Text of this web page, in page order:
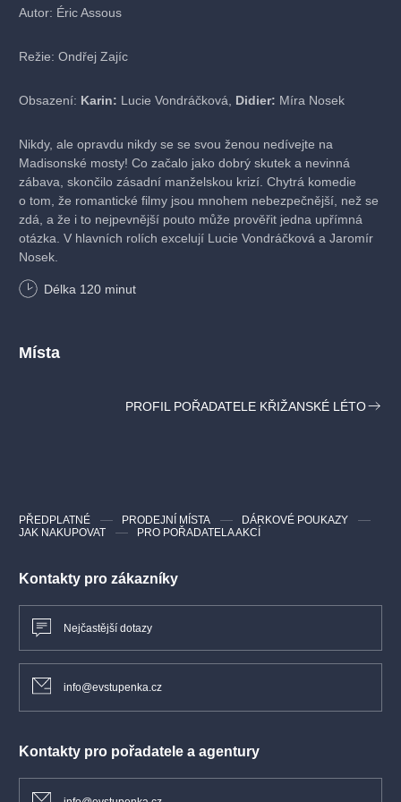
Autor: Éric Assous
Režie: Ondřej Zajíc
Obsazení: Karin: Lucie Vondráčková, Didier: Míra Nosek
Nikdy, ale opravdu nikdy se se svou ženou nedívejte na
Madisonské mosty! Co začalo jako dobrý skutek a nevinná
zábava, skončilo zásadní manželskou krizí. Chytrá komedie
o tom, že romantické filmy jsou mnohem nebezpečnější, než se
zdá, a že i to nejpevnější pouto může prověřit jedna upřímná
otázka. V hlavních rolích excelují Lucie Vondráčková a Jaromír
Nosek.
Délka 120 minut
Místa
PROFIL POŘADATELE KŘIŽANSKÉ LÉTO
Kontakty pro zákazníky
Nejčastější dotazy
info@evstupenka.cz
Kontakty pro pořadatele a agentury
PŘEDPLATNÉ PRODEJNÍ MÍSTA
DÁRKOVÉ POUKAZY
JAK NAKUPOVAT
PRO POŘADATELA AKCÍ